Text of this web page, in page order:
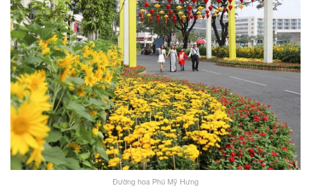
Đường hoa Phú Mỹ Hưng